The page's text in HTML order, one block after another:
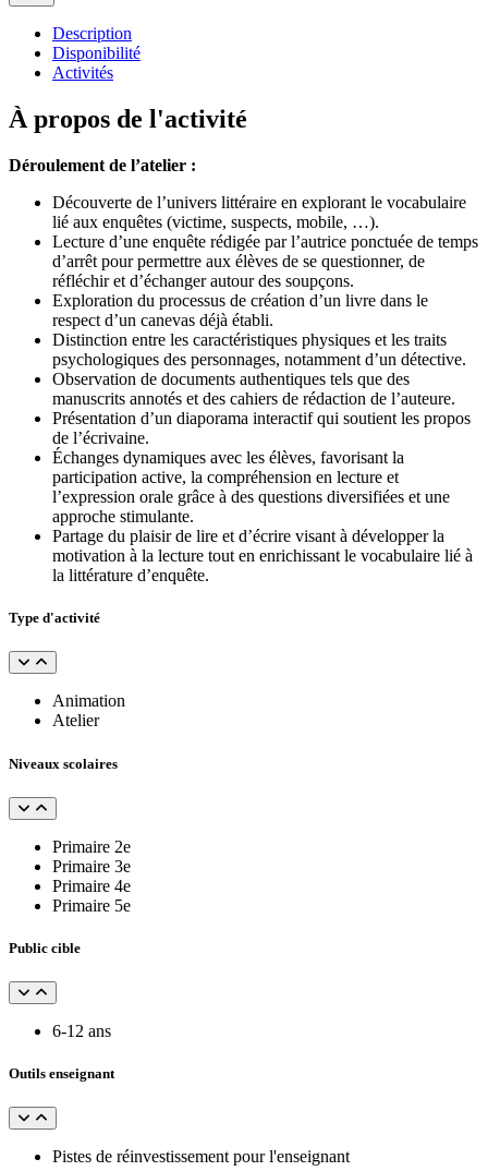
Description
Disponibilité
Activités
À propos de l'activité
Déroulement de l’atelier :
Découverte de l’univers littéraire en explorant le vocabulaire
lié aux enquêtes (victime, suspects, mobile, …).
Lecture d’une enquête rédigée par l’autrice ponctuée de temps
d’arrêt pour permettre aux élèves de se questionner, de
réfléchir et d’échanger autour des soupçons.
Exploration du processus de création d’un livre dans le
respect d’un canevas déjà établi.
Distinction entre les caractéristiques physiques et les traits
psychologiques des personnages, notamment d’un détective.
Observation de documents authentiques tels que des
manuscrits annotés et des cahiers de rédaction de l’auteure.
Présentation d’un diaporama interactif qui soutient les propos
de l’écrivaine.
Échanges dynamiques avec les élèves, favorisant la
participation active, la compréhension en lecture et
l’expression orale grâce à des questions diversifiées et une
approche stimulante.
Partage du plaisir de lire et d’écrire visant à développer la
motivation à la lecture tout en enrichissant le vocabulaire lié à
la littérature d’enquête.
Type d'activité
Animation
Atelier
Niveaux scolaires
Primaire 2e
Primaire 3e
Primaire 4e
Primaire 5e
Public cible
6-12 ans
Outils enseignant
Pistes de réinvestissement pour l'enseignant